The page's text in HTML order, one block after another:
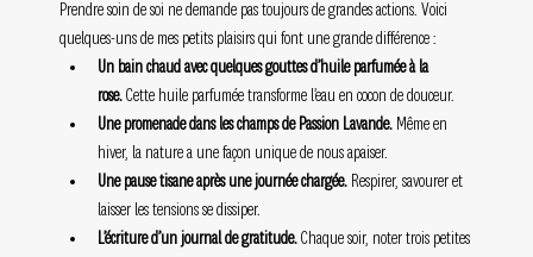
Prendre soin de soi ne demande pas toujours de grandes actions. Voici
quelques-uns de mes petits plaisirs qui font une grande différence :
Un bain chaud avec quelques gouttes d’huile parfumée à la
rose. Cette huile parfumée transforme l’eau en cocon de douceur.
Une promenade dans les champs de Passion Lavande. Même en
hiver, la nature a une façon unique de nous apaiser.
Une pause tisane après une journée chargée. Respirer, savourer et
laisser les tensions se dissiper.
L’écriture d’un journal de gratitude. Chaque soir, noter trois petites